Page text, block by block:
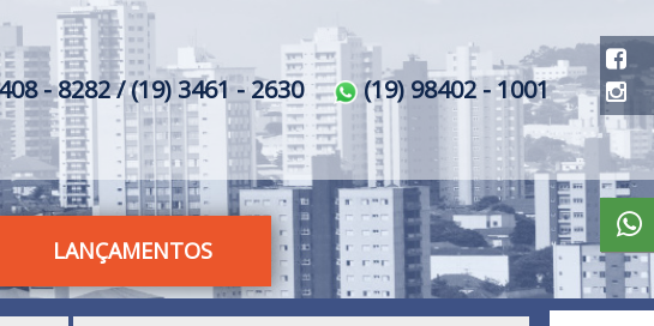
- 8282 / (19) 3461 - 2630 (19) 98402 - 1001
LANÇAMENTOS